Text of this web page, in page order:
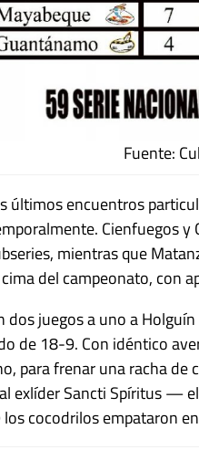
Fuente:
últimos encuentros
Cienfuegos
mientras que
del campeonato, con
juegos a uno a
de 18-9. Con idéntico
para frenar una racha
exlíder Sancti Spíritus —
cocodrilos empataron